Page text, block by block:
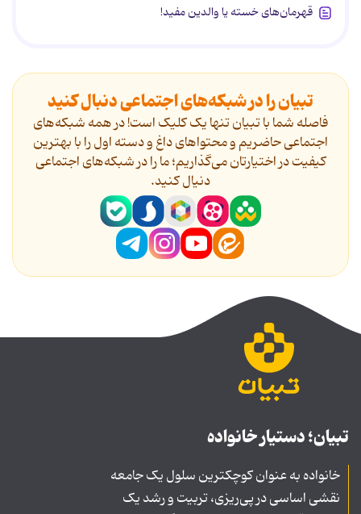
قهرمان‌های خسته یا والدین مفید!
تبیان را در شبکه‌های اجتماعی دنبال کنید
فاصله شما با تبیان تنها یک کلیک است! در همه شبکه‌های
اجتماعی حاضریم و محتواهای داغ و دسته اول را با بهترین
کیفیت در اختیارتان می‌گذاریم؛ ما را در شبکه‌های اجتماعی
دنیال کنید.
تبیان؛ دستیار خانواده
خانواده به عنوان کوچکترین سلول یک جامعه
نقشی اساسی در پی‌ریزی، تربیت و رشد یک